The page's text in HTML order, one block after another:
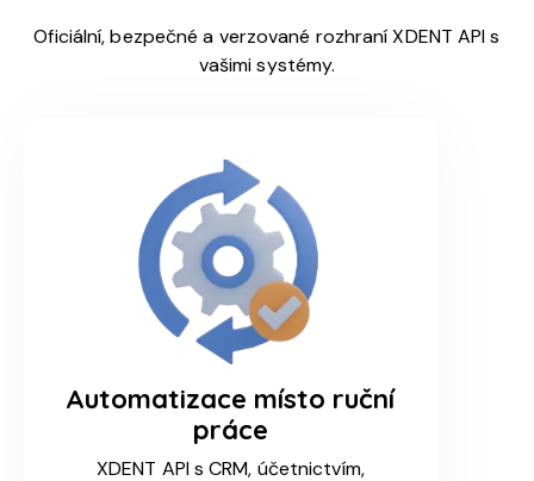
Oficiální, bezpečné a verzované rozhraní XDENT API s
vašimi systémy.
Automatizace místo ruční
práce
XDENT API s CRM, účetnictvím,